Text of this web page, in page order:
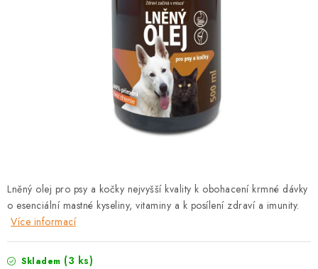
VÝMĚNA, VRÁCENÍ A REKLAMACE
Podmínky ochrany osobních údajů
Zásady použivání souboru cookies
FAQ
Lněný olej pro psy a kočky nejvyšší kvality k obohacení krmné dávky
o esenciální mastné kyseliny, vitaminy a k posílení zdraví a imunity.
Více informací
Skladem (3 ks)